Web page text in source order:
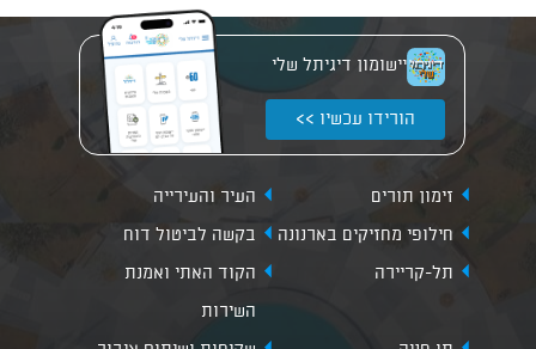
יישומון דיגיתל שלי
הורידו עכשיו >>
זימון תורים
העיר והעירייה
חילופי מחזיקים בארנונה
בקשה לביטול דוח
תל-קריירה
הקוד האתי ואמנת
השירות